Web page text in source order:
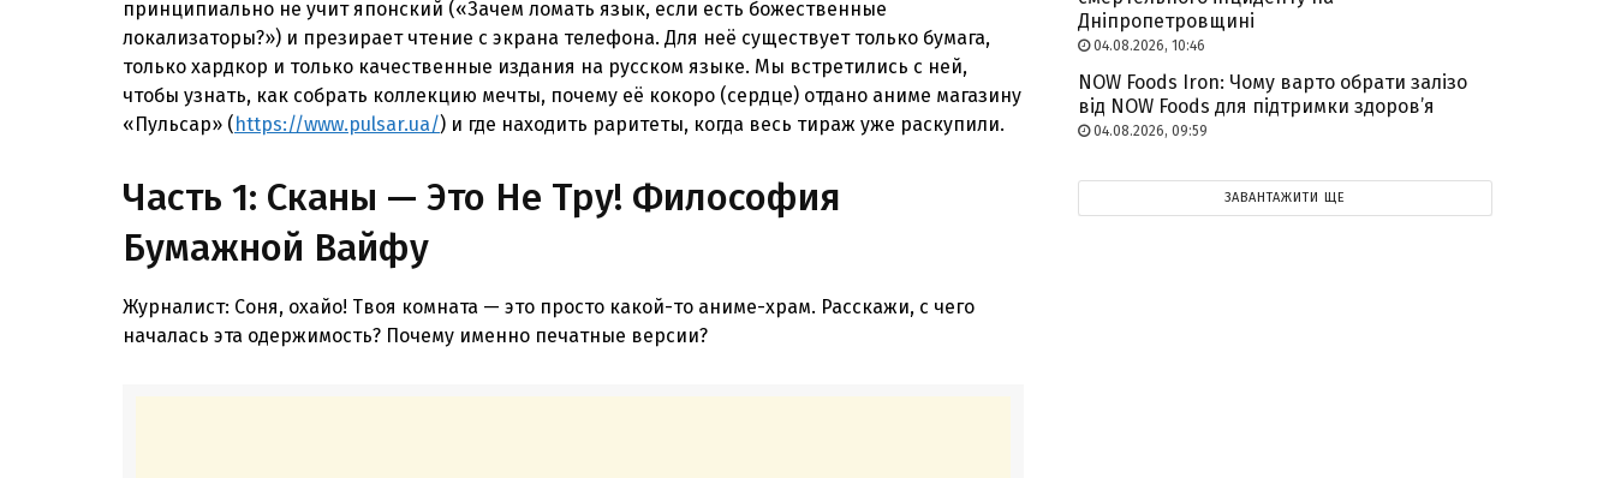
принципиально не учит японский («Зачем ломать язык, если есть божественные
локализаторы?») и презирает чтение с экрана телефона. Для неё существует только бумага,
только хардкор и только качественные издания на русском языке. Мы встретились с ней,
чтобы узнать, как собрать коллекцию мечты, почему её кокоро (сердце) отдано аниме магазину
«Пульсар» ( https://www.pulsar.ua/) и где находить раритеты, когда весь тираж уже раскупили.
Часть 1: Сканы — Это Не Тру! Философия
Бумажной Вайфу
Журналист: Соня, охайо! Твоя комната — это просто какой-то аниме-храм. Расскажи, с чего
началась эта одержимость? Почему именно печатные версии?
Дніпропетровщині
04.08.2026, 10:46
NOW Foods Iron: Чому варто обрати залізо
від NOW Foods для підтримки здоров’я
04.08.2026, 09:59
ЗАВАНТАЖИТИ ЩЕ